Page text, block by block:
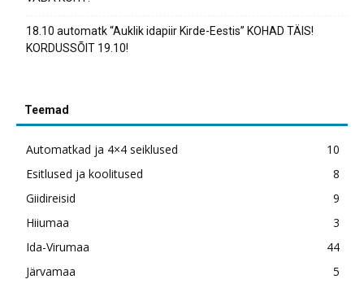
18.10 automatk “Auklik idapiir Kirde-Eestis” KOHAD TÄIS!
KORDUSSÕIT 19.10!
Teemad
Automatkad ja 4×4 seiklused
10
Esitlused ja koolitused
8
Giidireisid
9
Hiiumaa
3
Ida-Virumaa
44
Järvamaa
5